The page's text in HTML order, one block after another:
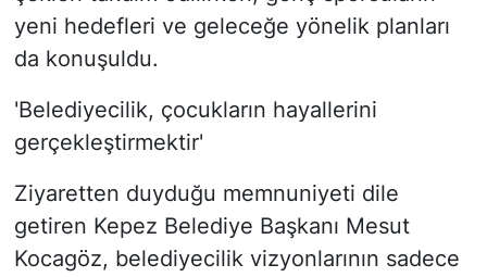
yeni hedefleri ve geleceğe yönelik planları
da konuşuldu.
'Belediyecilik, çocukların hayallerini
gerçekleştirmektir'
Ziyaretten duyduğu memnuniyeti dile
getiren Kepez Belediye Başkanı Mesut
Kocagöz, belediyecilik vizyonlarının sadece